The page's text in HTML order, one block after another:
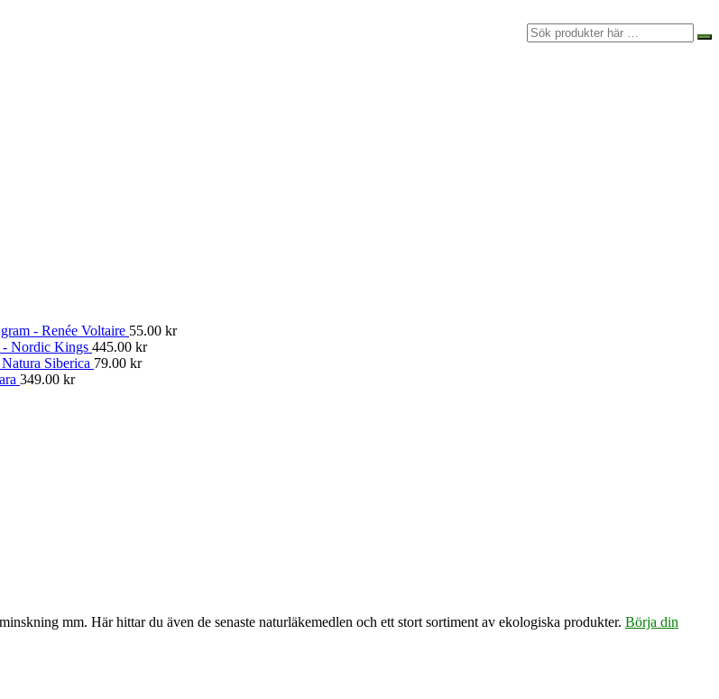
- Renée Voltaire 55.00 kr
- Nordic Kings 445.00 kr
Siberica 79.00 kr
349.00 kr
mm. Här hittar du även de senaste naturläkemedlen och ett stort sortiment av ekologiska produkter. Börja din